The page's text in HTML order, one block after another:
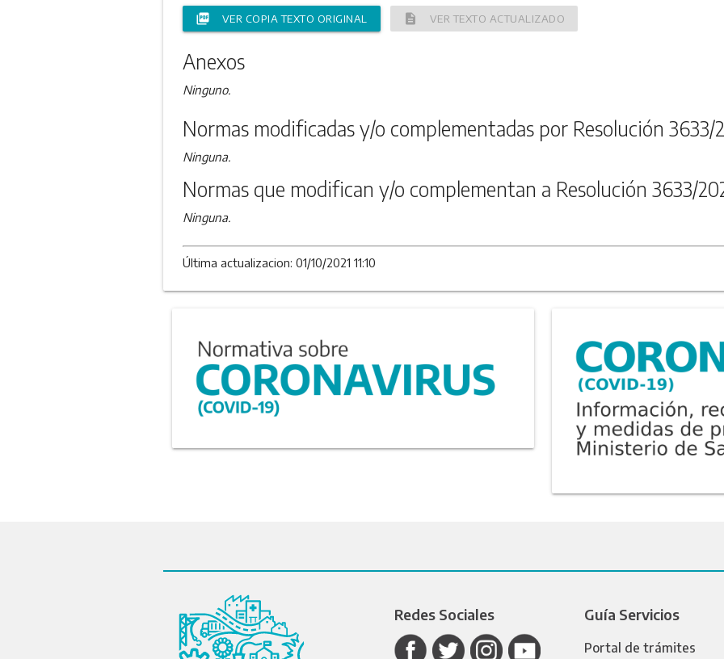
picture_as_pdf VER COPIA TEXTO ORIGINAL description VER TEXTO ACTUALIZADO
Anexos
Ninguno.
Normas modificadas y/o complementadas por Resolución 3633/
Ninguna.
Normas que modifican y/o complementan a Resolución 3633/
Ninguna.
Última actualizacion: 01/10/2021 11:10
Redes Sociales Guía Servicios
Portal de trámites